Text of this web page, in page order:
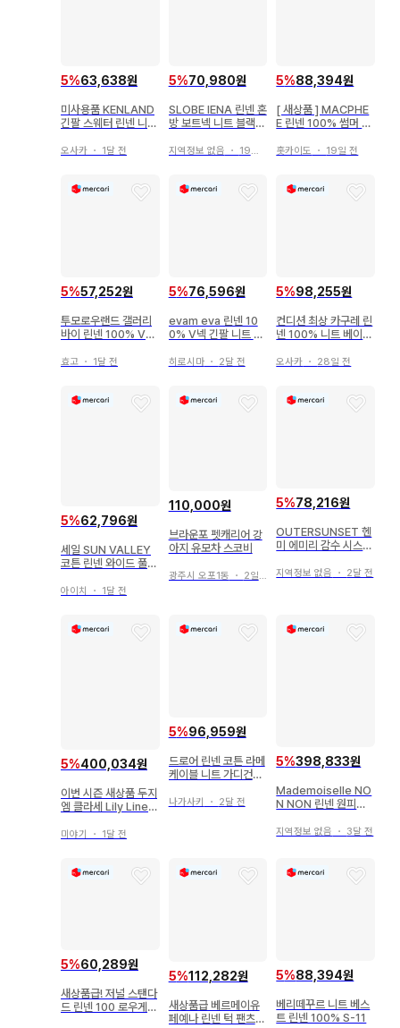
5%63,638원
미사용품 KENLAND
긴팔 스웨터 린넨 니트
오사카 ・ 1달 전
5%70,980원
SLOBE IENA 린넨 혼
방 보트넥 니트 블랙
커버
지역정보 없음 ・ 19일 전
5%88,394원
[ 새상품 ] MACPHE
E 린넨 100% 썸머 니
홋카이도 ・ 19일 전
5%57,252원
투모로우랜드 갤러리
바이 린넨 100% V넥
효고 ・ 1달 전
5%76,596원
evam eva 린넨 10
0% V넥 긴팔 니트 얇
M
히로시마・ 2달 전
5%98,255원
컨디션 최상 카구레 린
넨 100% 니트 베이지
오사카 ・ 28일 전
5%62,796원
세일 SUN VALLEY
코튼 린넨 와이드 풀오
아이치 ・ 1달 전
110,000원
브라운포 펫캐리어 강
아지 유모차 스코비
광주시 오포1동 ・ 2일 전
5%78,216원
OUTERSUNSET 헨
미 에미리 감수 시스루
지역정보 없음 ・ 2달 전
5%400,034원
이번 시즌 새상품 두지
엠 클라세 Lily Linen
미야기 ・ 1달 전
5%96,959원
드로어 린넨 코튼 라메
케이블 니트 가디건
열
나가사키 ・ 2달 전
5%398,833원
Mademoiselle NO
N NON 린넨 원피스
지역정보 없음 ・ 3달 전
5%60,289원
새상품급! 저널 스탠다
드 린넨 100 로우게이
5%112,282원
새상품급 베르메이유
페예나 린넨 턱 팬츠
5%88,394원
베리떼꾸르 니트 베스
트 린넨 100% S-11